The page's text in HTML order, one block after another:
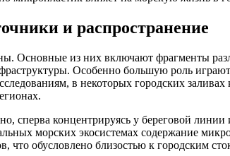
и распространение
Основные из них включают фрагменты
Особенно большую роль
в некоторых городских
сперва концентрируясь у береговой
морских экосистемах содержание
что обусловлено близостью к городским